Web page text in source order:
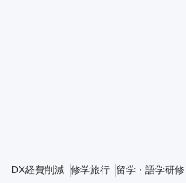
DX経費削減 修学旅行 留学・語学研修